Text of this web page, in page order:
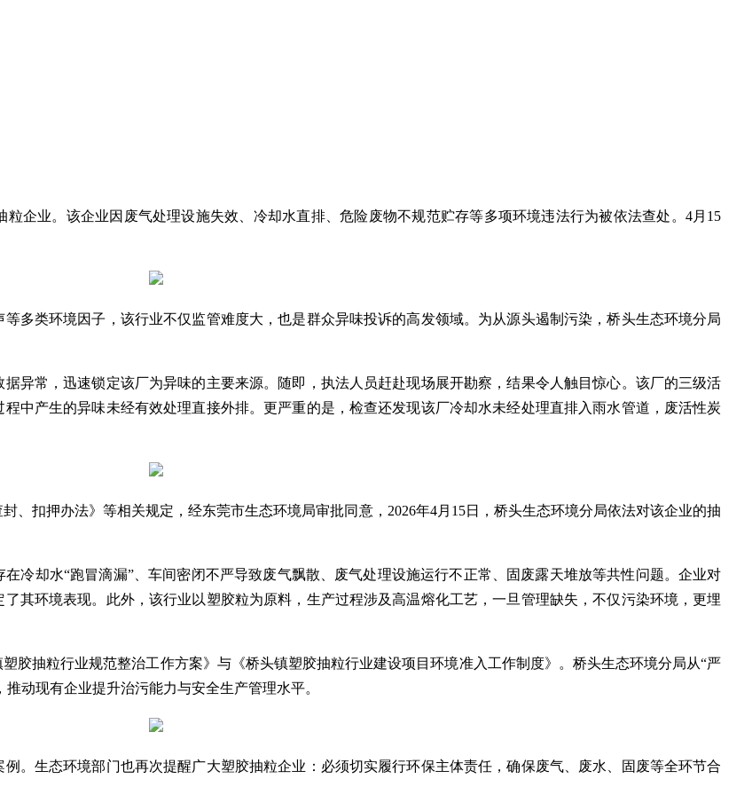
企业。该企业因废气处理设施失效、冷却水直排、危险废物不规范贮存等多项环境违法行为被依法查处。4月15
多类环境因子，该行业不仅监管难度大，也是群众异味投诉的高发领域。为从源头遏制污染，桥头生态环境分局
异常，迅速锁定该厂为异味的主要来源。随即，执法人员赶赴现场展开勘察，结果令人触目惊心。该厂的三级活
中产生的异味未经有效处理直接外排。更严重的是，检查还发现该厂冷却水未经处理直排入雨水管道，废活性炭
、扣押办法》等相关规定，经东莞市生态环境局审批同意，2026年4月15日，桥头生态环境分局依法对该企业的抽
冷却水“跑冒滴漏”、车间密闭不严导致废气飘散、废气处理设施运行不正常、固废露天堆放等共性问题。企业对
其环境表现。此外，该行业以塑胶粒为原料，生产过程涉及高温熔化工艺，一旦管理缺失，不仅污染环境，更埋
胶抽粒行业规范整治工作方案》与《桥头镇塑胶抽粒行业建设项目环境准入工作制度》。桥头生态环境分局从“严
动现有企业提升治污能力与安全生产管理水平。
。生态环境部门也再次提醒广大塑胶抽粒企业：必须切实履行环保主体责任，确保废气、废水、固废等全环节合